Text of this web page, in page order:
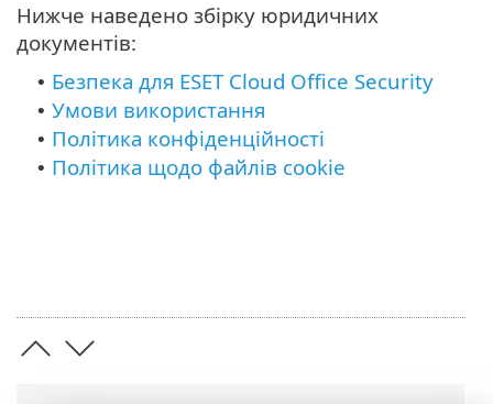
Нижче наведено збірку юридичних
документів:
• Безпека для ESET Cloud Office Security
• Умови використання
• Політика конфіденційності
• Політика щодо файлів cookie